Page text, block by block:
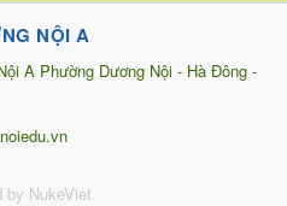
NỘI A
A Phường Dương Nội - Hà Đông -
by NukeViet